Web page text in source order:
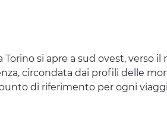
si apre a sud ovest, verso il
circondata dai profili delle
di riferimento per ogni